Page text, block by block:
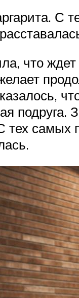
С
что ждет
подруга.
тех самых